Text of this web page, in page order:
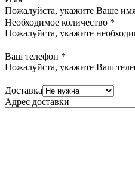
Пожалуйста, укажите Ваше
Необходимое количество *
Пожалуйста, укажите
Ваш телефон *
Пожалуйста, укажите Ваш
Доставка
Адрес доставки